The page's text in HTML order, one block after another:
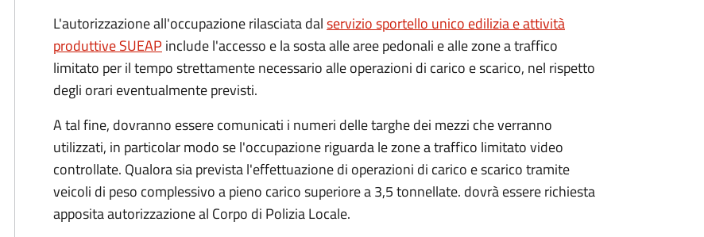
L'autorizzazione all'occupazione rilasciata dalservizio sportello unico edilizia e attività
produttive SUEAP include l'accesso e la sosta alle aree pedonali e alle zone a traffico
limitato per il tempo strettamente necessario alle operazioni di carico e scarico, nel rispetto
degli orari eventualmente previsti.
A tal fine, dovranno essere comunicati i numeri delle targhe dei mezzi che verranno
utilizzati, in particolar modo se l'occupazione riguarda le zone a traffico limitato video
controllate. Qualora sia prevista l'effettuazione di operazioni di carico e scarico tramite
veicoli di peso complessivo a pieno carico superiore a 3,5 tonnellate. dovrà essere richiesta
apposita autorizzazione al Corpo di Polizia Locale.